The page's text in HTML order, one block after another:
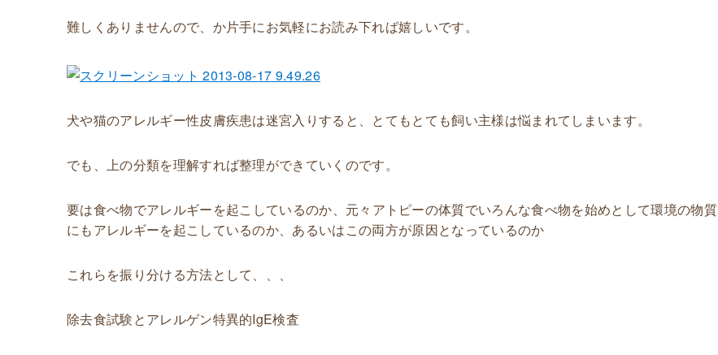
難しくありませんので、 か片手にお気軽にお読み下れば嬉しいです。
犬や猫のアレルギー性皮膚疾患は迷宮入りすると、とてもとても飼い主様は悩まれてしまいます。
でも、上の分類を理解すれば整理ができていくのです。
要は食べ物でアレルギーを起こしているのか、元々アトピーの体質でいろんな食べ物を始めとして環境の物質
にもアレルギーを起こしているのか、あるいはこの両方が原因となっているのか
これらを振り分ける方法として、、、
除去食試験とアレルゲン特異的IgE検査